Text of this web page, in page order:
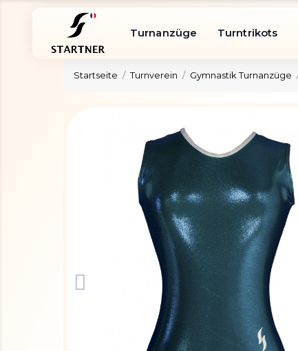
Turnanzüge Turntrikots
Startseite Turnverein Gymnastik Turnanzüge